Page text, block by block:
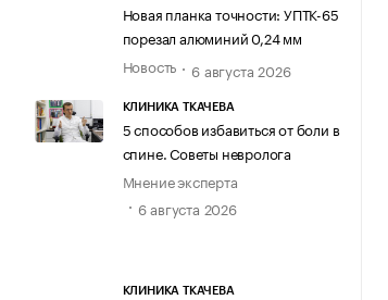
Новая планка точности: УПТК-65
порезал алюминий 0,24 мм
Новость
6 августа 2026
КЛИНИКА ТКАЧЕВА
5 способов избавиться от боли в
спине. Советы невролога
Мнение эксперта
6 августа 2026
КЛИНИКА ТКАЧЕВА